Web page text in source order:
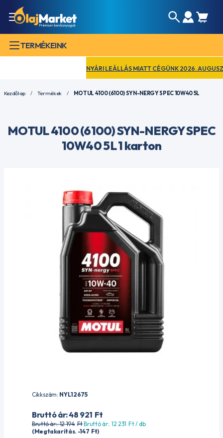
TERMÉKEINK
NYÁRI LEÁLLÁS MIATT CÉGÜNK 2026.
Kezdőlap Termékek MOTUL 4100 (6100) SYN-NERGY SPEC 10W40 5L
MOTUL 4100 (6100) SYN-NERGY SPEC
10W40 5L 1 karton
Cikkszám: NYL12675
Bruttó ár: 48 921 Ft
Bruttó ár:. 12 194 FtBruttó ár:. 12 231 Ft/ db
(Megtakarítás. -147 Ft)